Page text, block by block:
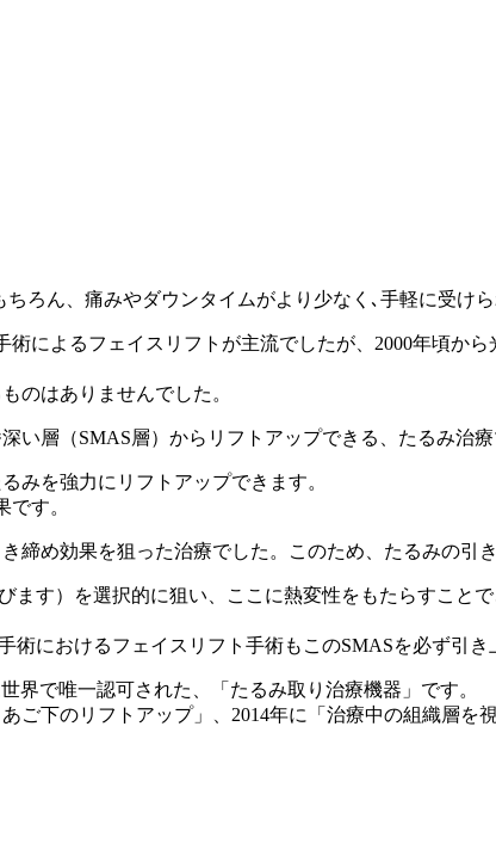
ろん、痛みやダウンタイムがより少なく､手軽に受け
によるフェイスリフトが主流でしたが、2000年頃か
のはありませんでした。
い層（SMAS層）からリフトアップできる、たるみ治療
みを強力にリフトアップできます。
す。
締め効果を狙った治療でした。このため、たるみの引
ます）を選択的に狙い、ここに熱変性をもたらすこと
におけるフェイスリフト手術もこのSMASを必ず引き
で唯一認可された、「たるみ取り治療機器」です。
ご下のリフトアップ」、2014年に「治療中の組織層